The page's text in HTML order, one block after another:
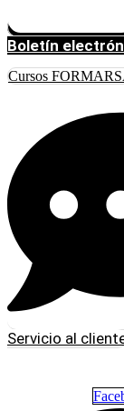
Boletín
Cursos
Servicio al